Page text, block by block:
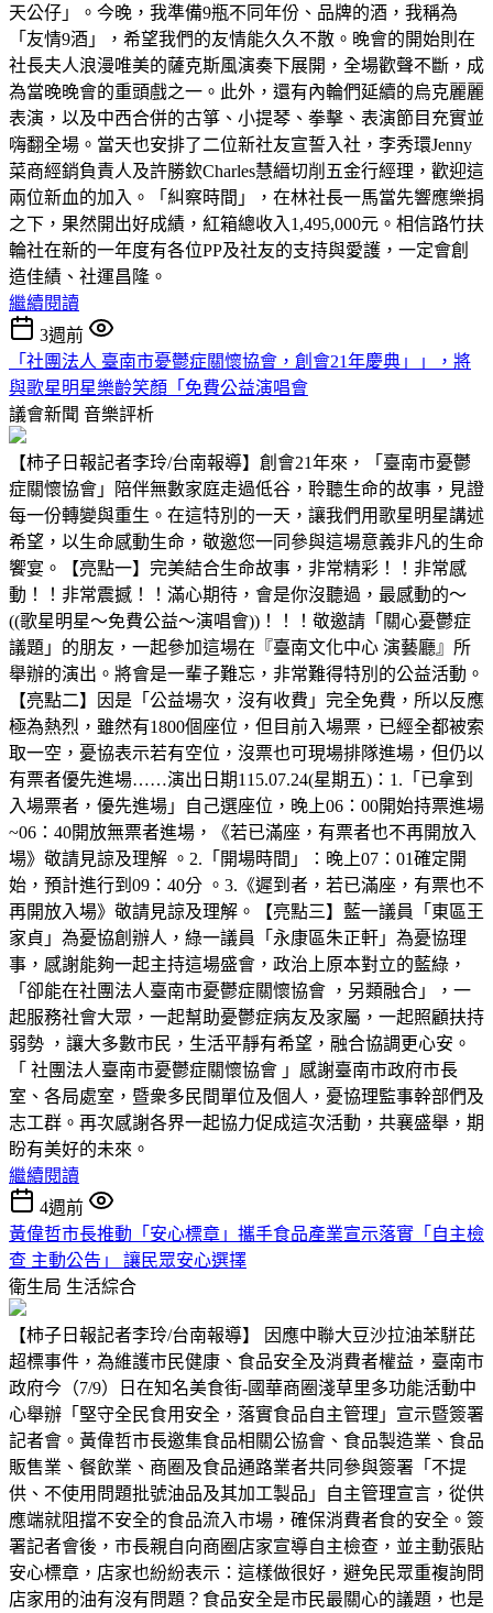
天公仔」。今晚，我準備9瓶不同年份、品牌的酒，我稱為
「友情9酒」，希望我們的友情能久久不散。晚會的開始則在
社長夫人浪漫唯美的薩克斯風演奏下展開，全場歡聲不斷，成
為當晚晚會的重頭戲之一。此外，還有內輪們延續的烏克麗麗
表演，以及中西合併的古箏、小提琴、拳擊、表演節目充實並
嗨翻全場。當天也安排了二位新社友宣誓入社，李秀環Jenny
菜商經銷負責人及許勝欽Charles慧縉切削五金行經理，歡迎這
兩位新血的加入。「糾察時間」，在林社長一馬當先響應樂捐
之下，果然開出好成績，紅箱總收入1,495,000元。相信路竹扶
輪社在新的一年度有各位PP及社友的支持與愛護，一定會創
造佳績、社運昌隆。
繼續閱讀
3週前
「社團法人 臺南市憂鬱症關懷協會，創會21年慶典」」，將
與歌星明星樂齡笑顏「免費公益演唱會
議會新聞 音樂評析
【柿子日報記者李玲/台南報導】創會21年來，「臺南市憂鬱
症關懷協會」陪伴無數家庭走過低谷，聆聽生命的故事，見證
每一份轉變與重生。在這特別的一天，讓我們用歌星明星講述
希望，以生命感動生命，敬邀您一同參與這場意義非凡的生命
饗宴。【亮點一】完美結合生命故事，非常精彩！！非常感
動！！非常震撼！！滿心期待，會是你沒聽過，最感動的～
((歌星明星～免費公益～演唱會))！！！敬邀請「關心憂鬱症
議題」的朋友，一起參加這場在『臺南文化中心 演藝廳』所
舉辦的演出。將會是一輩子難忘，非常難得特別的公益活動。
【亮點二】因是「公益場次，沒有收費」完全免費，所以反應
極為熱烈，雖然有1800個座位，但目前入場票，已經全都被索
取一空，憂協表示若有空位，沒票也可現場排隊進場，但仍以
有票者優先進場……演出日期115.07.24(星期五)：1.「已拿到
入場票者，優先進場」自己選座位，晚上06：00開始持票進場
~06：40開放無票者進場，《若已滿座，有票者也不再開放入
場》敬請見諒及理解 。2.「開場時間」：晚上07：01確定開
始，預計進行到09：40分 。3.《遲到者，若已滿座，有票也不
再開放入場》敬請見諒及理解。【亮點三】藍一議員「東區王
家貞」為憂協創辦人，綠一議員「永康區朱正軒」為憂協理
事，感謝能夠一起主持這場盛會，政治上原本對立的藍綠，
「卻能在社團法人臺南市憂鬱症關懷協會 ，另類融合」，一
起服務社會大眾，一起幫助憂鬱症病友及家屬，一起照顧扶持
弱勢 ，讓大多數市民，生活平靜有希望，融合協調更心安。
「 社團法人臺南市憂鬱症關懷協會 」感謝臺南市政府市長
室、各局處室，暨衆多民間單位及個人，憂協理監事幹部們及
志工群。再次感謝各界一起協力促成這次活動，共襄盛舉，期
盼有美好的未來。
繼續閱讀
4週前
黃偉哲市長推動「安心標章」攜手食品產業宣示落實「自主檢
查 主動公告」 讓民眾安心選擇
衛生局 生活綜合
【柿子日報記者李玲/台南報導】 因應中聯大豆沙拉油苯駢芘
超標事件，為維護市民健康、食品安全及消費者權益，臺南市
政府今（7/9）日在知名美食街-國華商圈淺草里多功能活動中
心舉辦「堅守全民食用安全，落實食品自主管理」宣示暨簽署
記者會。黃偉哲市長邀集食品相關公協會、食品製造業、食品
販售業、餐飲業、商圈及食品通路業者共同參與簽署「不提
供、不使用問題批號油品及其加工製品」自主管理宣言，從供
應端就阻擋不安全的食品流入市場，確保消費者食的安全。簽
署記者會後，市長親自向商圈店家宣導自主檢查，並主動張貼
安心標章，店家也紛紛表示：這樣做很好，避免民眾重複詢問
店家用的油有沒有問題？食品安全是市民最關心的議題，也是